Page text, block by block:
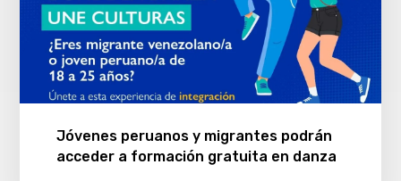
Jóvenes peruanos y migrantes podrán
acceder a formación gratuita en danza